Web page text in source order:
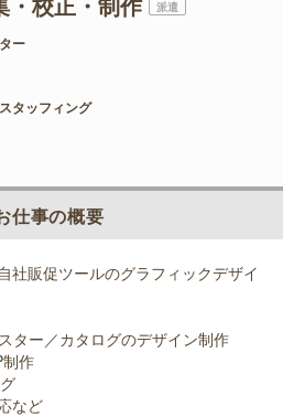
派遣
ー
タッフィング
仕事の概要
社販促ツールのグラフィックデザイ
ター／カタログのデザイン制作
制作
など